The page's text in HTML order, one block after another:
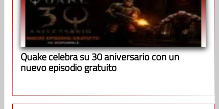
Quake celebra su 30 aniversario con un
nuevo episodio gratuito